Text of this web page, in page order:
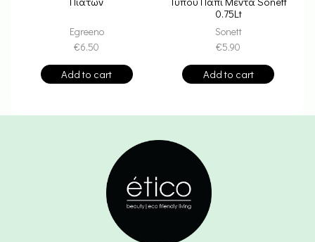
Egreeno
€6.50
Add to cart
0.75Lt
Sonett
€5.90
Add to cart